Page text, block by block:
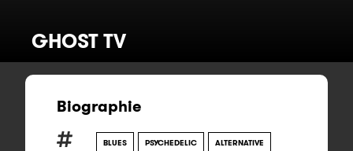
GHOST TV
Biographie
BLUES PSYCHEDELIC ALTERNATIVE